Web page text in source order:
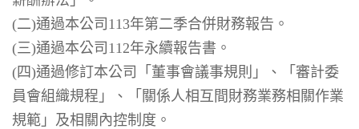
(二)通過本公司113年第二季合併財務報告。
(三)通過本公司112年永續報告書。
(四)通過修訂本公司「董事會議事規則」、「審計委
員會組織規程」、「關係人相互間財務業務相關作業
規範」及相關內控制度。